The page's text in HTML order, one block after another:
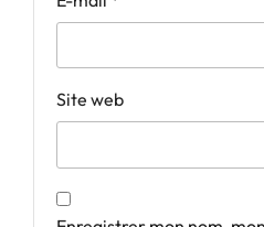
Site web